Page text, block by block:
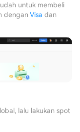
untuk membeli
dengan Visa dan
lalu lakukan spot